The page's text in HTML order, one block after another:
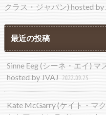
クラス・ジャパン) hosted
最近の投稿
Sinne Eeg (シーネ・エイ)
hosted by JVAJ 2022.09.25
Kate McGarry (ケイト・マ